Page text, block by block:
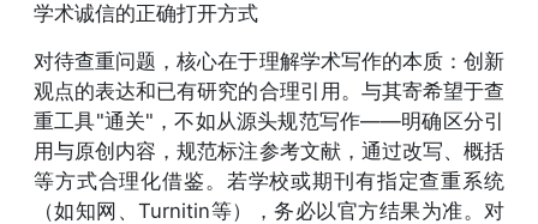
学术诚信的正确打开方式
对待查重问题，核心在于理解学术写作的本质：创新
观点的表达和已有研究的合理引用。与其寄希望于查
重工具"通关"，不如从源头规范写作——明确区分引
用与原创内容，规范标注参考文献，通过改写、概括
等方式合理化借鉴。若学校或期刊有指定查重系统
（如知网、Turnitin等），务必以官方结果为准。对